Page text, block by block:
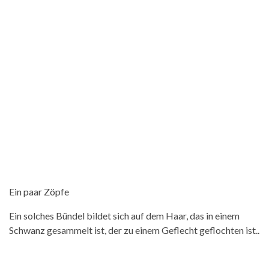
Ein paar Zöpfe
Ein solches Bündel bildet sich auf dem Haar, das in einem
Schwanz gesammelt ist, der zu einem Geflecht geflochten ist..